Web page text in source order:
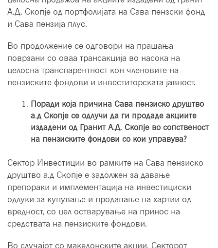
А.Д. Скопје од портфолијата на Сава пензски фонд
и Сава пензија плус.
Во продолжение се одговори на прашања
поврзани со оваа трансакција во насока на
целосна транспарентност кон членовите на
пензиските фондови и инвеститорската јавност.
Поради која причина Сава пензиско друштво
а.д Скопје се одлучи да ги продаде акциите
издадени од Гранит А.Д. Скопје во сопственост
на пензиските фондови со кои управува?
Сектор Инвестиции во рамките на Сава пензиско
друштво а.д Скопје е задолжен за давање
препораки и имплементација на инвестициски
одлуки за купување и продавање на хартии од
вредност, со цел остварување на принос на
средствата на пензиските фондови.
Во случајот со македонските акции, Секторот